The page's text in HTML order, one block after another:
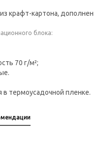
крафт-картона, дополнен
блока:
70 г/м²;
в термоусадочной пленке.